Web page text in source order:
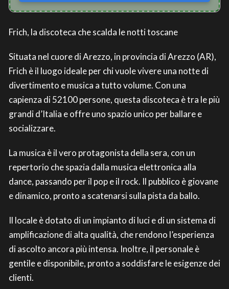
Frich, la discoteca che scalda le notti toscane
Situata nel cuore di Arezzo, in provincia di Arezzo (AR),
Frich è il luogo ideale per chi vuole vivere una notte di
divertimento e musica a tutto volume. Con una
capienza di 52100 persone, questa discoteca è tra le più
grandi d’Italia e offre uno spazio unico per ballare e
socializzare.
La musica è il vero protagonista della sera, con un
repertorio che spazia dalla musica elettronica alla
dance, passando per il pop e il rock. Il pubblico è giovane
e dinamico, pronto a scatenarsi sulla pista da ballo.
Il locale è dotato di un impianto di luci e di un sistema di
amplificazione di alta qualità, che rendono l’esperienza
di ascolto ancora più intensa. Inoltre, il personale è
gentile e disponibile, pronto a soddisfare le esigenze dei
clienti.